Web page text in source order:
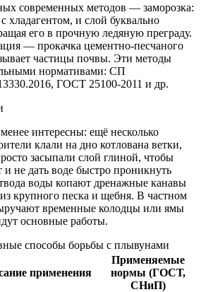
современных методов — заморозка:
хладагентом, и слой буквально
его в прочную ледяную преграду.
— прокачка цементно-песчаного
частицы почвы. Эти методы
нормативами: СП
ГОСТ 25100-2011 и др.
интересны: ещё несколько
клали на дно котлована ветки,
засыпали слой глиной, чтобы
и не дать воде быстро проникнуть
воды копают дренажные канавы
крупного песка и щебня. В частном
временные колодцы или ямы
основные работы.
способы борьбы с плывунами
применения
Применяемые
нормы (ГОСТ,
СНиП)